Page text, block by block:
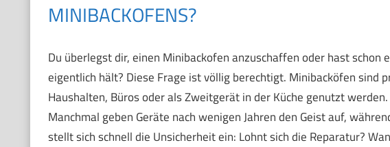
MINIBACKOFENS?
Du überlegst dir, einen Minibackofen anzuschaffen oder hast schon
eigentlich hält? Diese Frage ist völlig berechtigt. Minibacköfen sind
Haushalten, Büros oder als Zweitgerät in der Küche genutzt
Manchmal geben Geräte nach wenigen Jahren den Geist auf,
stellt sich schnell die Unsicherheit ein: Lohnt sich die Reparatur?